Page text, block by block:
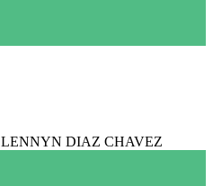
LENNYN DIAZ CHAVEZ